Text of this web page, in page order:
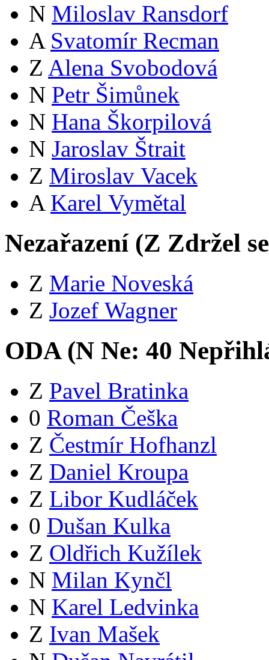
N Miloslav Ransdorf
A Svatomír Recman
Z Alena Svobodová
N Petr Šimůnek
N Hana Škorpilová
N Jaroslav Štrait
Z Miroslav Vacek
A Karel Vymětal
Nezařazení (Z Zdržel
Z Marie Noveská
Z Jozef Wagner
ODA (N Ne: 40
Z Pavel Bratinka
0 Roman Češka
Z Čestmír Hofhanzl
Z Daniel Kroupa
Z Libor Kudláček
0 Dušan Kulka
Z Oldřich Kužílek
N Milan Kynčl
N Karel Ledvinka
Z Ivan Mašek